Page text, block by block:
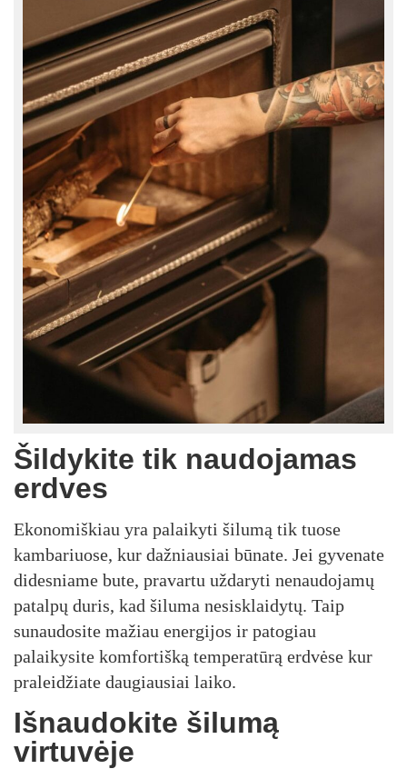
Šildykite tik naudojamas
erdves
Ekonomiškiau yra palaikyti šilumą tik tuose
kambariuose, kur dažniausiai būnate. Jei gyvenate
didesniame bute, pravartu uždaryti nenaudojamų
patalpų duris, kad šiluma nesisklaidytų. Taip
sunaudosite mažiau energijos ir patogiau
palaikysite komfortišką temperatūrą erdvėse kur
praleidžiate daugiausiai laiko.
Išnaudokite šilumą
virtuvėje